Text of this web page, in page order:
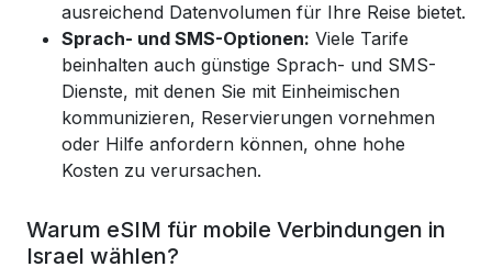
ausreichend Datenvolumen für Ihre Reise bietet.
Sprach- und SMS-Optionen: Viele Tarife
beinhalten auch günstige Sprach- und SMS-
Dienste, mit denen Sie mit Einheimischen
kommunizieren, Reservierungen vornehmen
oder Hilfe anfordern können, ohne hohe
Kosten zu verursachen.
Warum eSIM für mobile Verbindungen in
Israel wählen?